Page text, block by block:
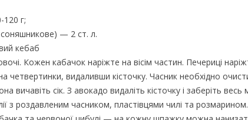
120 г;
соняшникове) — 2 ст. л.
кебаб
Кожен кабачок наріжте на вісім частин. Печериці
четвертинки, видаливши кісточку. Часник необхідно
вичавіть сік. З авокадо видаліть кісточку і заберіть весь
з роздавленим часником, пластівцями чилі та